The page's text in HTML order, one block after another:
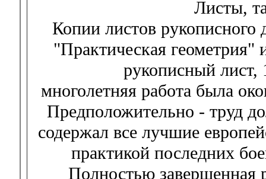
Листы,
Копии листов
"Практическая
рукописный лист,
многолетняя работа была
Предположительно - труд
содержал все лучшие
практикой последних
Полностью завершенная